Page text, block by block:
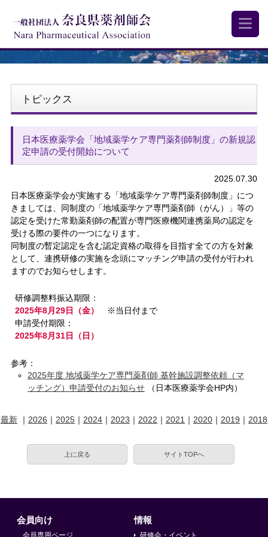
トピックス
日本医療薬学会「地域薬学ケア専門薬剤師制度」の新規認
定申請の受付開始について
2025.07.30
日本医療薬学会が実施する「地域薬学ケア専門薬剤師制度」につ
きましては、同制度の「地域薬学ケア専門薬剤師（がん）」等の
認定を受けた常勤薬剤師の配置が専門医療機関連携薬局の認定を
受ける際の要件の一つになります。
同制度の暫定認定を含む認定資格の取得を目指す全ての方を対象
として、連携研修の実施を念頭にマッチング申請の受付が行われ
ますのでお知らせします。
研修調整料振込期限：
2025年8月29日（金）
※当日付まで
申請受付期限：
2025年8月31日（日）
参考：
2025年度 地域薬学ケア専門薬剤師 基幹施設調整依頼（マ
ッチング）申請受付のお知らせ
（日本医療薬学会HP内）
最新 ｜ 2026 ｜ 2025 ｜ 2024 ｜ 2023 ｜ 2022 ｜ 2021 ｜ 2020 ｜ 2019 ｜ 2018
会員向け 情報
上に戻る サイトTOPへ